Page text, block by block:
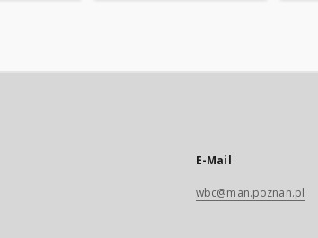
E-Mail
wbc@man.poznan.pl